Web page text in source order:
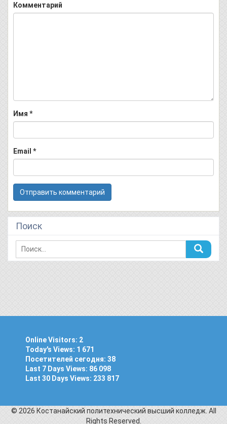
Комментарий
Имя *
Email *
Поиск
Online Visitors: 2
Today's Views: 1 671
Посетителей сегодня: 38
Last 7 Days Views: 86 098
Last 30 Days Views: 233 817
© 2026 Костанайский политехнический высший колледж. All
Rights Reserved.